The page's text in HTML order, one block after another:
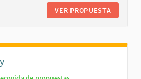
VER PROPUESTA